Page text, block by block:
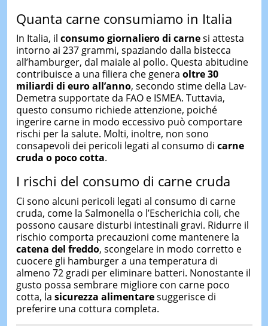
Quanta carne consumiamo in Italia
In Italia, il consumo giornaliero di carnesi attesta
intorno ai 237 grammi, spaziando dalla bistecca
all’hamburger, dal maiale al pollo. Questa abitudine
contribuisce a una filiera che genera oltre 30
miliardi di euro all’anno, secondo stime della Lav-
Demetra supportate da FAO e ISMEA. Tuttavia,
questo consumo richiede attenzione, poiché
ingerire carne in modo eccessivo può comportare
rischi per la salute. Molti, inoltre, non sono
consapevoli dei pericoli legati al consumo di carne
cruda o poco cotta.
I rischi del consumo di carne cruda
Ci sono alcuni pericoli legati al consumo di carne
cruda, come la Salmonella o l’Escherichia coli, che
possono causare disturbi intestinali gravi. Ridurre il
rischio comporta precauzioni come mantenere la
catena del freddo, scongelare in modo corretto e
cuocere gli hamburger a una temperatura di
almeno 72 gradi per eliminare batteri. Nonostante il
gusto possa sembrare migliore con carne poco
cotta, la sicurezza alimentaresuggerisce di
preferire una cottura completa.